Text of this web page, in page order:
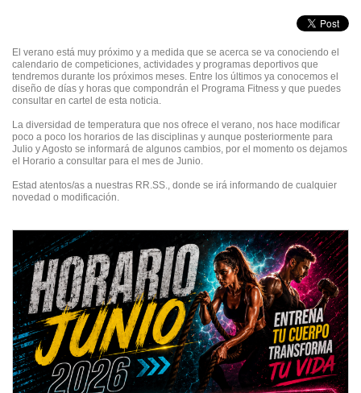
El verano está muy próximo y a medida que se acerca se va conociendo el
calendario de competiciones, actividades y programas deportivos que
tendremos durante los próximos meses. Entre los últimos ya conocemos el
diseño de días y horas que compondrán el Programa Fitness y que puedes
consultar en cartel de esta noticia.
La diversidad de temperatura que nos ofrece el verano, nos hace modificar
poco a poco los horarios de las disciplinas y aunque posteriormente para
Julio y Agosto se informará de algunos cambios, por el momento os dejamos
el Horario a consultar para el mes de Junio.
Estad atentos/as a nuestras RR.SS., donde se irá informando de cualquier
novedad o modificación.